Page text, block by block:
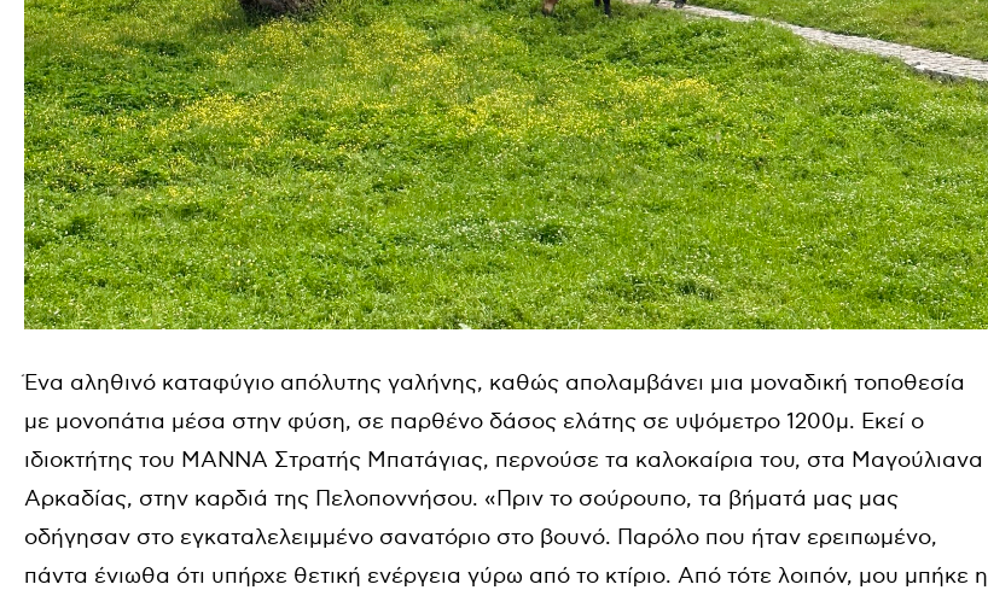
Ένα αληθινό καταφύγιο απόλυτης γαλήνης, καθώς απολαμβάνει μια μοναδική τοποθεσία
με μονοπάτια μέσα στην φύση, σε παρθένο δάσος ελάτης σε υψόμετρο 1200μ. Εκεί ο
ιδιοκτήτης του MANNA Στρατής Μπατάγιας, περνούσε τα καλοκαίρια του, στα Μαγούλιανα
Αρκαδίας, στην καρδιά της Πελοποννήσου. «Πριν το σούρουπο, τα βήματά μας μας
οδήγησαν στο εγκαταλελειμμένο σανατόριο στο βουνό. Παρόλο που ήταν ερειπωμένο,
πάντα ένιωθα ότι υπήρχε θετική ενέργεια γύρω από το κτίριο. Από τότε λοιπόν, μου μπήκε η